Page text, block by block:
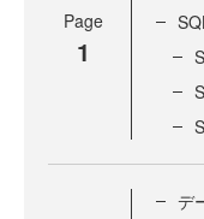
Page
1
デ